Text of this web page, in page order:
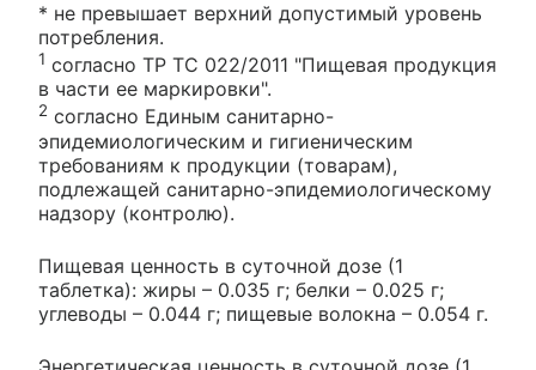
* не превышает верхний допустимый уровень
потребления.
1 согласно ТР ТС 022/2011 "Пищевая продукция
в части ее маркировки".
2 согласно Единым санитарно-
эпидемиологическим и гигиеническим
требованиям к продукции (товарам),
подлежащей санитарно-эпидемиологическому
надзору (контролю).
Пищевая ценность в суточной дозе (1
таблетка): жиры – 0.035 г; белки – 0.025 г;
углеводы – 0.044 г; пищевые волокна – 0.054 г.